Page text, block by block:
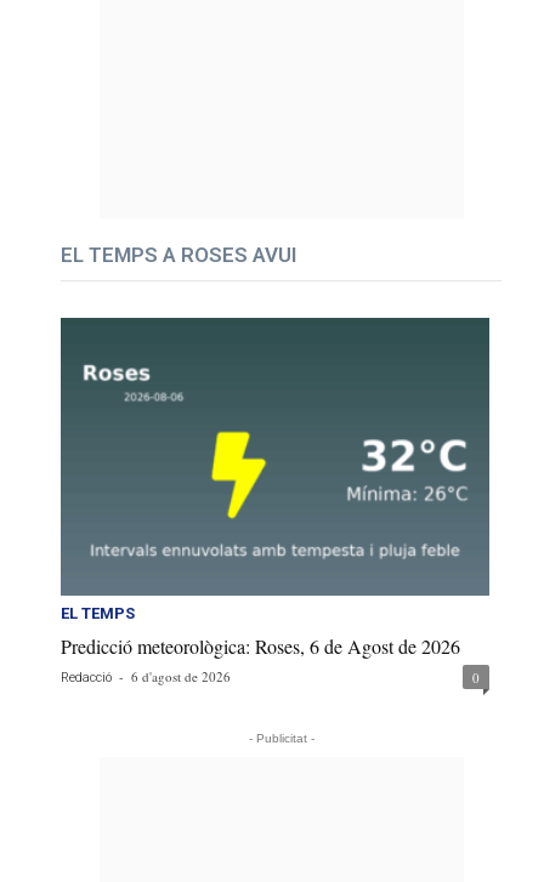
EL TEMPS A ROSES AVUI
EL TEMPS
Predicció meteorològica: Roses, 6 de Agost de 2026
Redacció - 6 d'agost de 2026 0
- Publicitat -